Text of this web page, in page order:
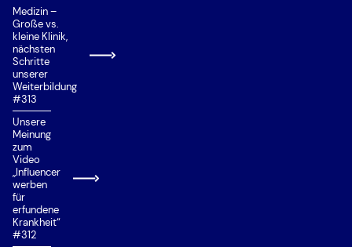
Medizin –
Große vs.
kleine Klinik,
nächsten
Schritte
unserer
Weiterbildung
#313
Unsere
Meinung
zum
Video
„Influencer
werben
für
erfundene
Krankheit“
#312